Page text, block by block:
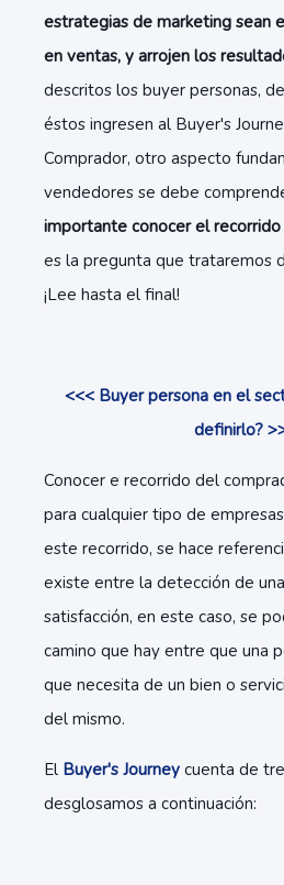
estrategias de marketing sean
en ventas, y arrojen los
descritos los buyer personas,
éstos ingresen al Buyer's
Comprador, otro aspecto
vendedores se debe
importante conocer el
es la pregunta que trataremos
¡Lee hasta el final!
<<< Buyer persona en el
definirlo?
Conocer e recorrido del
para cualquier tipo de
este recorrido, se hace
existe entre la detección de
satisfacción, en este caso, se
camino que hay entre que una
que necesita de un bien o
del mismo.
El Buyer's Journey cuenta de
desglosamos a continuación: